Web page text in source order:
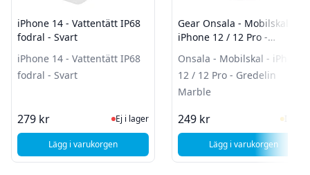
iPhone 14 - Vattentätt IP68
fodral - Svart
iPhone 14 - Vattentätt IP68
fodral - Svart
279 kr Ej i lager, besök produktsidan för
Ej i lager
Lägg i varukorgen, iPhone 14 - Vattentätt IP68 fodral - Svart
Gear Onsala - Mobilskal -
iPhone 12 / 12 Pro -
Onsala - Mobilskal - iPhone
12 / 12 Pro - Gredelin
Marble
249 kr I
Lägg i varukorgen